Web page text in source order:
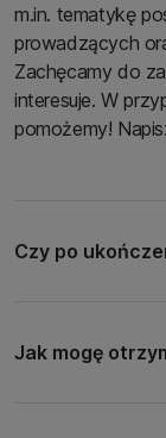
m.in. tematykę
prowadzących
Zachęcamy do
interesuje. W
pomożemy!
Czy po
Jak mogę